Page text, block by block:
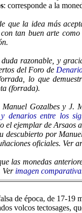
: corresponde a la
que la idea más
con tan buen arte
duda razonable, y
del Foro de
lo que
(forrada).
Manuel Gozalbes y J.
y denarios entre los
el ejemplar de Arsaos
descubierto por
oficiales. Ver
las monedas
Ver imagen comparativa
de época, de 17-19
volcos tectosages,